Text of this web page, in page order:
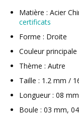
Matière : Acier
certificats
Forme : Droite
Couleur
Thème : Autre
Taille : 1.2 mm /
Longueur : 08
Boule : 03 mm,